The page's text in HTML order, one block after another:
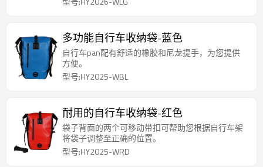
多功能自行车收纳袋-蓝色
自行车pan配有舒适的橡胶和尼龙提手，为您提供
方便。
型号:HY2025-WBL
耐用的自行车收纳袋-红色
袋子背面的两个可移动带扣可帮助您根据自行车架
将袋子调整至正确的位置。
型号:HY2025-WRD